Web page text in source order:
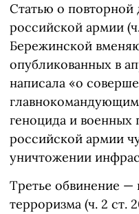
Статью о повторной
российской армии
Бережинской
опубликованных в
написала «о
геноцида и
российской армии
уничтожении
Третье обвинение —
терроризма (ч. 2 ст.